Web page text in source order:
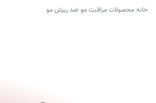
خانه›محصولات مراقبت مو›ضد ریزش مو